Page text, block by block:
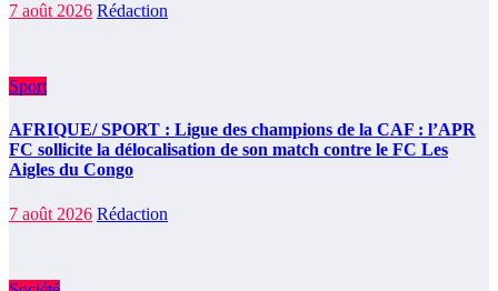
7 août 2026 Rédaction
Sport
AFRIQUE/ SPORT : Ligue des champions de la CAF : l’APR
FC sollicite la délocalisation de son match contre le FC Les
Aigles du Congo
7 août 2026 Rédaction